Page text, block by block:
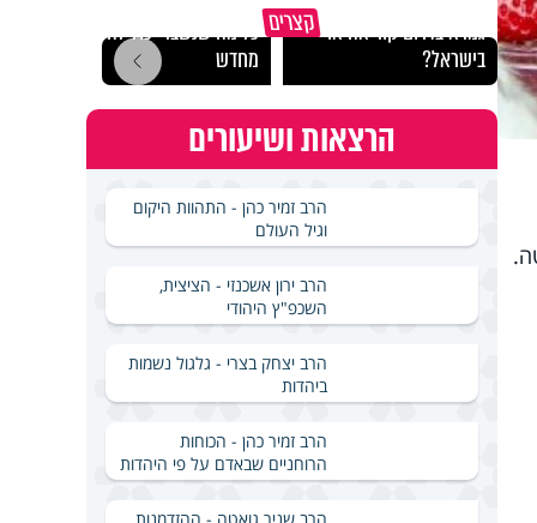
קצרים גמרא בדרום קוריאה או
בישראל?
כל מה שנשבר יכול להיבנות
מחדש
הרצאות ושיעורים
הרב זמיר כהן - התהוות היקום
וגיל העולם
הרב ירון אשכנזי - הציצית,
השכפ"ץ היהודי
הרב יצחק בצרי - גלגול נשמות
ביהדות
הרב זמיר כהן - הכוחות
הרוחניים שבאדם על פי היהדות